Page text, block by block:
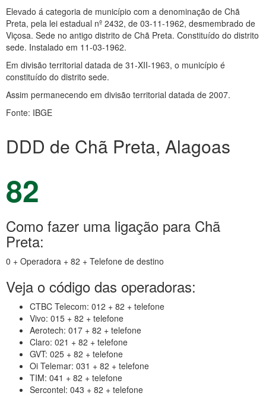
Elevado á categoria de município com a denominação de Chã
Preta, pela lei estadual nº 2432, de 03-11-1962, desmembrado de
Viçosa. Sede no antigo distrito de Chã Preta. Constituído do distrito
sede. Instalado em 11-03-1962.
Em divisão territorial datada de 31-XII-1963, o município é
constituído do distrito sede.
Assim permanecendo em divisão territorial datada de 2007.
Fonte: IBGE
DDD de Chã Preta, Alagoas
82
Como fazer uma ligação para Chã
Preta:
0 + Operadora + 82 + Telefone de destino
Veja o código das operadoras:
CTBC Telecom: 012 + 82 + telefone
Vivo: 015 + 82 + telefone
Aerotech: 017 + 82 + telefone
Claro: 021 + 82 + telefone
GVT: 025 + 82 + telefone
Oi Telemar: 031 + 82 + telefone
TIM: 041 + 82 + telefone
Sercontel: 043 + 82 + telefone